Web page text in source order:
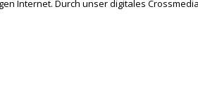
Internet. Durch unser digitales